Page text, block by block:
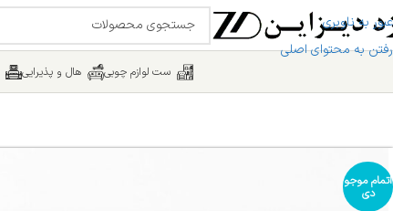
عبور به ناوبری
رفتن به محتوای اصلی
ست لوازم چوبی هال و پذیرایی
اتمام موجو
دی